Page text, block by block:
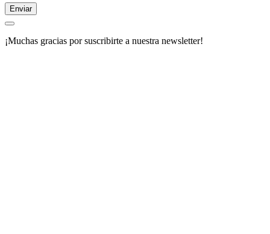
Enviar
¡Muchas gracias por suscribirte a nuestra newsletter!